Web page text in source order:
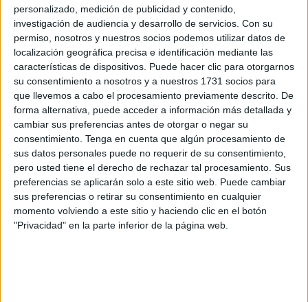
personalizado, medición de publicidad y contenido,
investigación de audiencia y desarrollo de servicios. Con su
permiso, nosotros y nuestros socios podemos utilizar datos de
localización geográfica precisa e identificación mediante las
características de dispositivos. Puede hacer clic para otorgarnos
su consentimiento a nosotros y a nuestros 1731 socios para
que llevemos a cabo el procesamiento previamente descrito. De
forma alternativa, puede acceder a información más detallada y
cambiar sus preferencias antes de otorgar o negar su
consentimiento. Tenga en cuenta que algún procesamiento de
sus datos personales puede no requerir de su consentimiento,
pero usted tiene el derecho de rechazar tal procesamiento. Sus
preferencias se aplicarán solo a este sitio web. Puede cambiar
sus preferencias o retirar su consentimiento en cualquier
momento volviendo a este sitio y haciendo clic en el botón
"Privacidad" en la parte inferior de la página web.
El 'Gordo': el 72480